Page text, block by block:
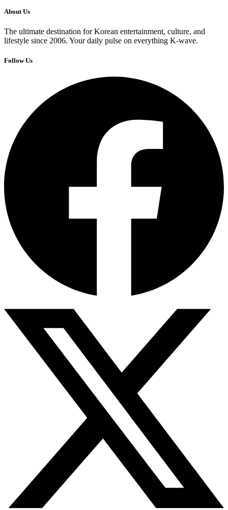
About Us
The ultimate destination for Korean entertainment, culture, and
lifestyle since 2006. Your daily pulse on everything K-wave.
Follow Us